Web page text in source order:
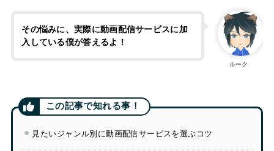
ルーク
その悩みに、実際に動画配信サービスに加
入している僕が答えるよ！
見たいジャンル別に動画配信サービスを選ぶコツ